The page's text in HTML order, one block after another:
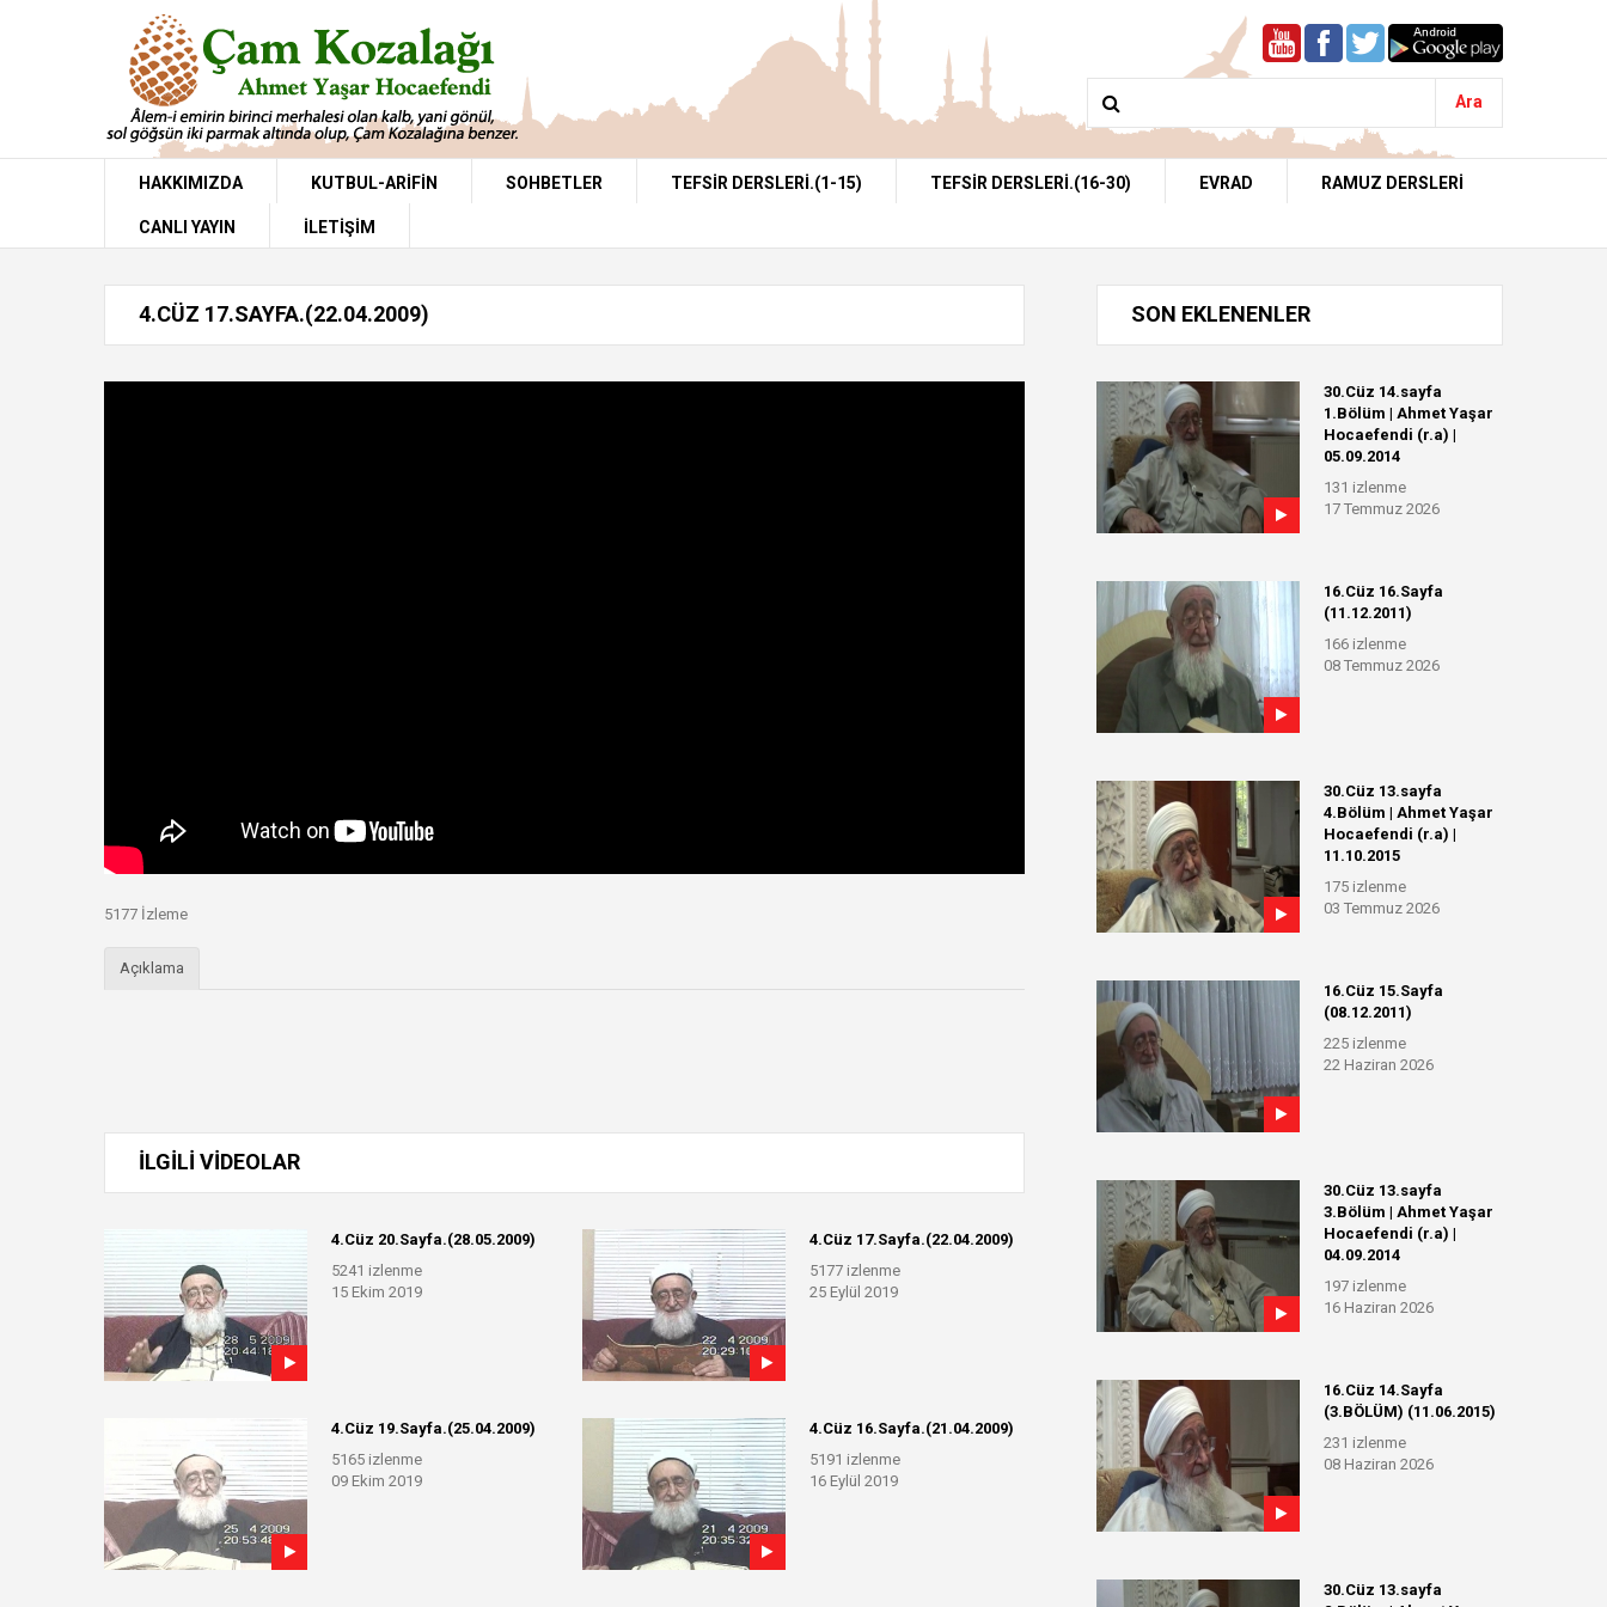
Ara
HAKKIMIZDA KUTBUL-ARIFIN SOHBETLER TEFSIR DERSLERI.(1-15) TEFSİR DERSLERİ.(16-30) EVRAD RAMUZ DERSLERİ
CANLI YAYIN İLETİŞİM
4.CÜZ 17.SAYFA.(22.04.2009)
5177 İzleme
Açıklama
İLGİLİ VİDEOLAR
4.Cüz 20.Sayfa.(28.05.2009)
5241 izlenme
15 Ekim 2019
4.Cüz 19.Sayfa.(25.04.2009)
5165 izlenme
09 Ekim 2019
4.Cüz 17.Sayfa.(22.04.2009)
5177 izlenme
25 Eylül 2019
4.Cüz 16.Sayfa.(21.04.2009)
5191 izlenme
16 Eylül 2019
SON EKLENENLER
30.Cüz 14.sayfa
1.Bölüm | Ahmet Yaşar
Hocaefendi (r.a) |
05.09.2014
131 izlenme
17 Temmuz 2026
16.Cüz 16.Sayfa
(11.12.2011)
166 izlenme
08 Temmuz 2026
30.Cüz 13.sayfa
4.Bölüm | Ahmet Yaşar
Hocaefendi (r.a) |
11.10.2015
175 izlenme
03 Temmuz 2026
16.Cüz 15.Sayfa
(08.12.2011)
225 izlenme
22 Haziran 2026
30.Cüz 13.sayfa
3.Bölüm | Ahmet Yaşar
Hocaefendi (r.a) |
04.09.2014
197 izlenme
16 Haziran 2026
16.Cüz 14.Sayfa
(3.BÖLÜM) (11.06.2015)
231 izlenme
08 Haziran 2026
30.Cüz 13.sayfa